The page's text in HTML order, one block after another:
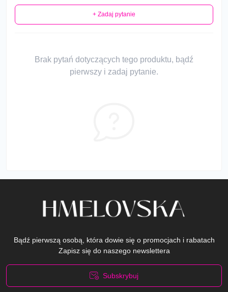
+ Zadaj pytanie
Brak pytań dotyczących tego produktu, bądź
pierwszy i zadaj pytanie.
Bądź pierwszą osobą, która dowie się o promocjach i rabatach
Zapisz się do naszego newslettera
Subskrybuj